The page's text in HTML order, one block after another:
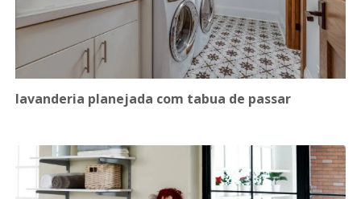
lavanderia planejada com tabua de passar